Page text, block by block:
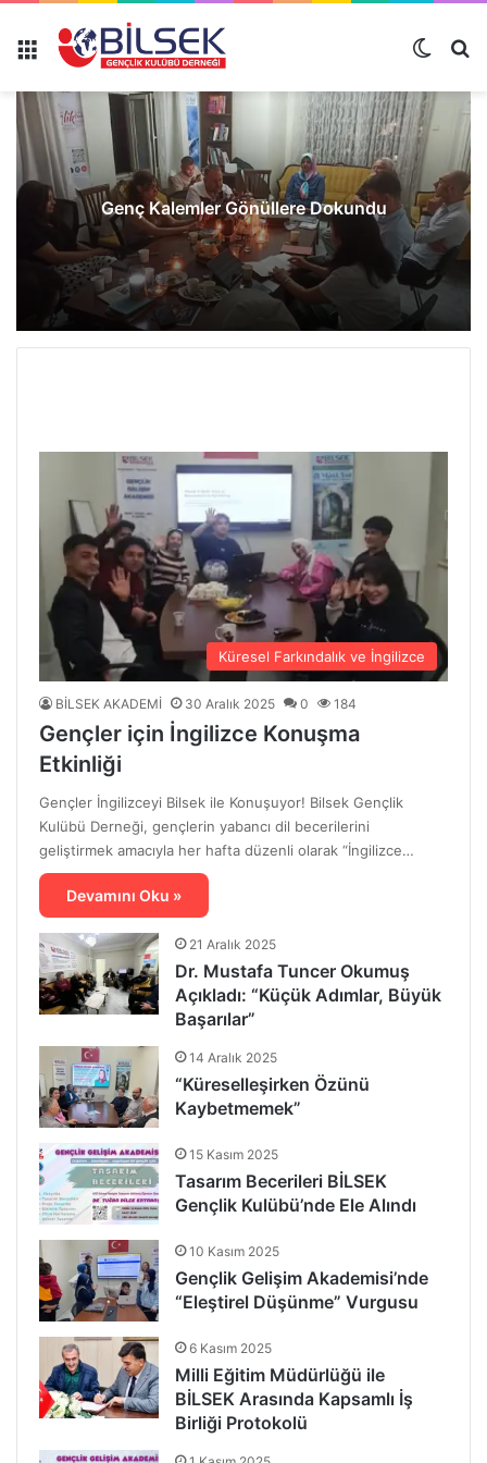
Genç Kalemler Gönüllere Dokundu
Küresel Farkındalık ve İngilizce
BİLSEK AKADEMİ 30 Aralık 2025 0 184
Gençler için İngilizce Konuşma
Etkinliği
Gençler İngilizceyi Bilsek ile Konuşuyor! Bilsek Gençlik
Kulübü Derneği, gençlerin yabancı dil becerilerini
geliştirmek amacıyla her hafta düzenli olarak “İngilizce…
Devamını Oku »
21 Aralık 2025
Dr. Mustafa Tuncer Okumuş
Açıkladı: “Küçük Adımlar, Büyük
Başarılar”
14 Aralık 2025
“Küreselleşirken Özünü
Kaybetmemek”
15 Kasım 2025
Tasarım Becerileri BİLSEK
Gençlik Kulübü’nde Ele Alındı
10 Kasım 2025
Gençlik Gelişim Akademisi’nde
“Eleştirel Düşünme” Vurgusu
6 Kasım 2025
Milli Eğitim Müdürlüğü ile
BİLSEK Arasında Kapsamlı İş
Birliği Protokolü